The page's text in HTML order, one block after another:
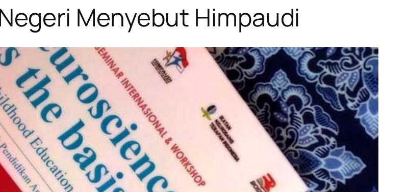
Menyebut Himpaudi